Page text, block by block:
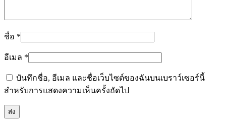
ชื่อ *
อีเมล *
บันทึกชื่อ, อีเมล และชื่อเว็บไซต์ของฉันบนเบราว์เซอร์นี้
สำหรับการแสดงความเห็นครั้งถัดไป